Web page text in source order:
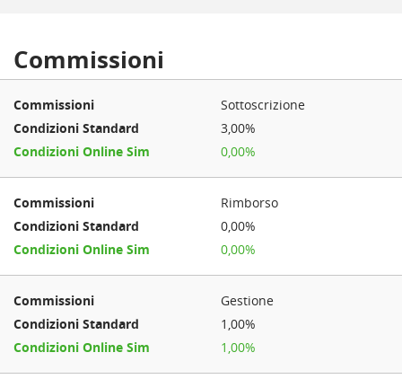
Commissioni
Sottoscrizione
3,00%
0,00%
Rimborso
0,00%
0,00%
Gestione
1,00%
1,00%